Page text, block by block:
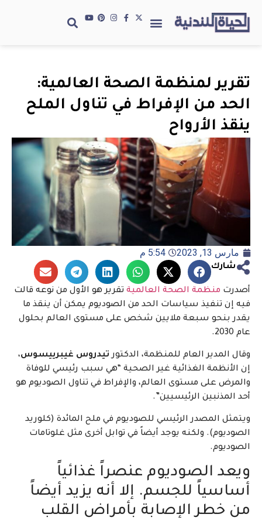
تقرير لمنظمة الصحة العالمية:
الحد من الإفراط في تناول الملح
ينقذ الأرواح
مارس 13, 2023 5:54 م
شارك
أصدرت منظمة الصحة العالمية تقرير هو الأول من نوعه قالت
فيه إن تنفيذ سياسات الحد من الصوديوم يمكن أن ينقذ ما
يقدر بنحو سبعة ملايين شخص على مستوى العالم بحلول
عام 2030.
وقال المدير العام للمنظمة، الدكتورتيدروس غيبرييسوس،
إن الأنظمة الغذائية غير الصحية “هي سبب رئيسي للوفاة
والمرض على مستوى العالم، والإفراط في تناول الصوديوم هو
أحد المذنبين الرئيسيين”.
ويتمثل المصدر الرئيسي للصوديوم في ملح المائدة (كلوريد
الصوديوم). ولكنه يوجد أيضاً في توابل أخرى مثل غلوتامات
الصوديوم.
ويعد الصوديوم عنصراً غذائياً
أساسياً للجسم. إلا أنه يزيد أيضاً
من خطر الإصابة بأمراض القلب